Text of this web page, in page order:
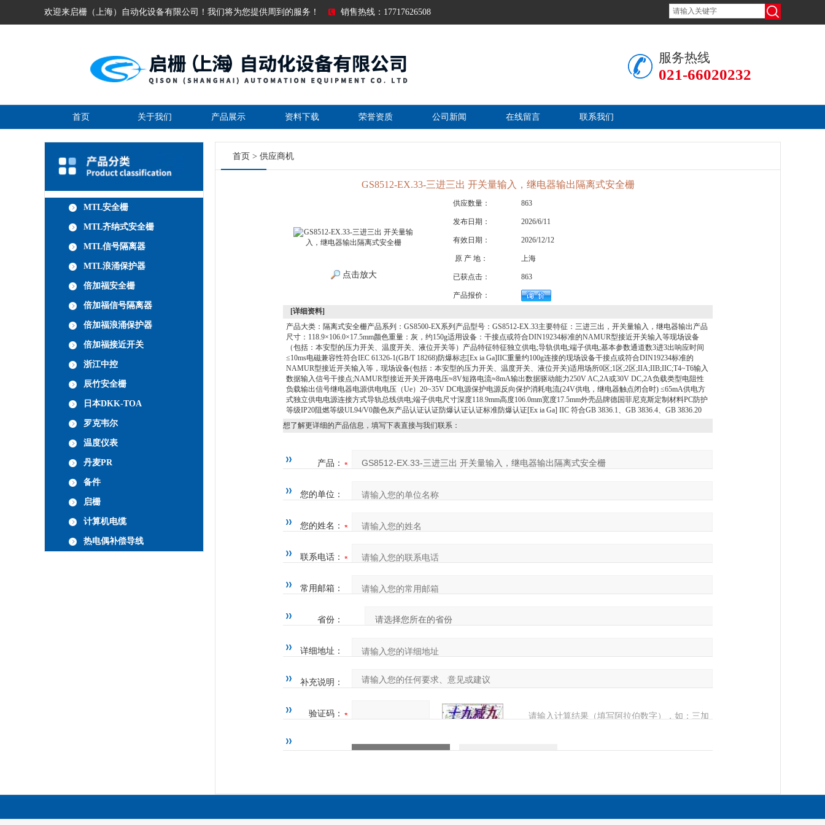
欢迎来启栅（上海）自动化设备有限公司！我们将为您提供周到的服务！ 销售热线：17717626508
服务热线
021-66020232
首页 关于我们 产品展示 资料下载 荣誉资质 公司新闻 在线留言 联系我们
MTL安全栅
MTL齐纳式安全栅
MTL信号隔离器
MTL浪涌保护器
倍加福安全栅
倍加福信号隔离器
倍加福浪涌保护器
倍加福接近开关
浙江中控
辰竹安全栅
日本DKK-TOA
罗克韦尔
温度仪表
丹麦PR
备件
启栅
计算机电缆
热电偶补偿导线
首页 > 供应商机
GS8512-EX.33-三进三出 开关量输入，继电器输出隔离式安全栅
点击放大
供应数量： 863
发布日期： 2026/6/11
有效日期： 2026/12/12
原 产 地： 上海
已获点击： 863
产品报价：
[详细资料]
产品大类：隔离式安全栅产品系列：GS8500-EX系列产品型号：GS8512-EX.33主要特征：三进三出，开关量输入，继电器输出产品
尺寸：118.9×106.0×17.5mm颜色重量：灰，约150g适用设备：干接点或符合DIN19234标准的NAMUR型接近开关输入等现场设备
（包括：本安型的压力开关、温度开关、液位开关等）产品特征特征独立供电;导轨供电;端子供电;基本参数通道数3进3出响应时间
≤10ms电磁兼容性符合IEC 61326-1(GB/T 18268)防爆标志[Ex ia Ga]IIC重量约100g连接的现场设备干接点或符合DIN19234标准的
NAMUR型接近开关输入等，现场设备(包括：本安型的压力开关、温度开关、液位开关)适用场所0区;1区;2区;IIA;IIB;IIC;T4~T6输入
数据输入信号干接点;NAMUR型接近开关开路电压≈8V短路电流≈8mA输出数据驱动能力250V AC,2A或30V DC,2A负载类型电阻性
负载输出信号继电器电源供电电压（Ue）20~35V DC电源保护电源反向保护消耗电流(24V供电，继电器触点闭合时) ≤65mA供电方
式独立供电电源连接方式导轨总线供电;端子供电尺寸深度118.9mm高度106.0mm宽度17.5mm外壳品牌德国菲尼克斯定制材料PC防护
等级IP20阻燃等级UL94/V0颜色灰产品认证认证防爆认证认证标准防爆认证[Ex ia Ga] IIC 符合GB 3836.1、GB 3836.4、GB 3836.20
想了解更详细的产品信息，填写下表直接与我们联系：
产品：
您的单位：
您的姓名：
联系电话：
常用邮箱：
省份：
详细地址：
补充说明：
验证码：
请输入计算结果（填写阿拉伯数字），如：三加